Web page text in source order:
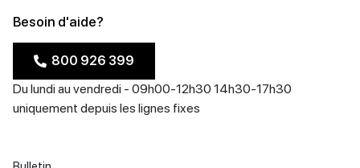
Besoin d'aide?
800 926 399
Du lundi au vendredi - 09h00-12h30 14h30-17h30
uniquement depuis les lignes fixes